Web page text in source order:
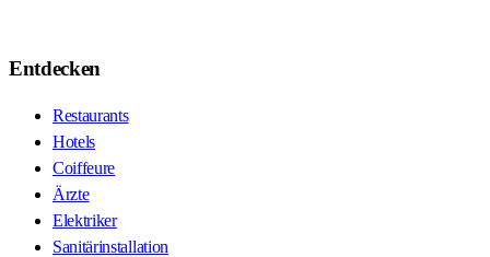
Entdecken
Restaurants
Hotels
Coiffeure
Ärzte
Elektriker
Sanitärinstallation